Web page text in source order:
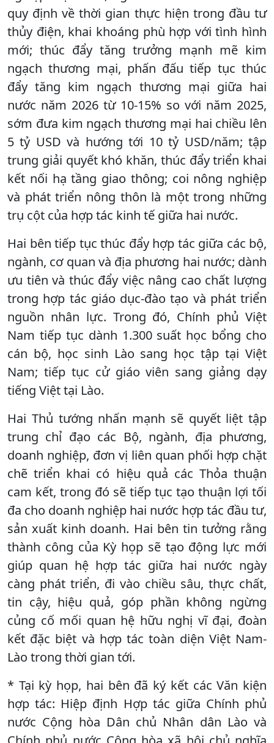
quy định về thời gian thực hiện trong đầu tư
thủy điện, khai khoáng phù hợp với tình hình
mới; thúc đẩy tăng trưởng mạnh mẽ kim
ngạch thương mại, phấn đấu tiếp tục thúc
đẩy tăng kim ngạch thương mại giữa hai
nước năm 2026 từ 10-15% so với năm 2025,
sớm đưa kim ngạch thương mại hai chiều lên
5 tỷ USD và hướng tới 10 tỷ USD/năm; tập
trung giải quyết khó khăn, thúc đẩy triển khai
kết nối hạ tầng giao thông; coi nông nghiệp
và phát triển nông thôn là một trong những
trụ cột của hợp tác kinh tế giữa hai nước.
Hai bên tiếp tục thúc đẩy hợp tác giữa các bộ,
ngành, cơ quan và địa phương hai nước; dành
ưu tiên và thúc đẩy việc nâng cao chất lượng
trong hợp tác giáo dục-đào tạo và phát triển
nguồn nhân lực. Trong đó, Chính phủ Việt
Nam tiếp tục dành 1.300 suất học bổng cho
cán bộ, học sinh Lào sang học tập tại Việt
Nam; tiếp tục cử giáo viên sang giảng dạy
tiếng Việt tại Lào.
Hai Thủ tướng nhấn mạnh sẽ quyết liệt tập
trung chỉ đạo các Bộ, ngành, địa phương,
doanh nghiệp, đơn vị liên quan phối hợp chặt
chẽ triển khai có hiệu quả các Thỏa thuận
cam kết, trong đó sẽ tiếp tục tạo thuận lợi tối
đa cho doanh nghiệp hai nước hợp tác đầu tư,
sản xuất kinh doanh. Hai bên tin tưởng rằng
thành công của Kỳ họp sẽ tạo động lực mới
giúp quan hệ hợp tác giữa hai nước ngày
càng phát triển, đi vào chiều sâu, thực chất,
tin cậy, hiệu quả, góp phần không ngừng
củng cố mối quan hệ hữu nghị vĩ đại, đoàn
kết đặc biệt và hợp tác toàn diện Việt Nam-
Lào trong thời gian tới.
* Tại kỳ họp, hai bên đã ký kết các Văn kiện
hợp tác: Hiệp định Hợp tác giữa Chính phủ
nước Cộng hòa Dân chủ Nhân dân Lào và